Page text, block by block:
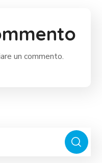
un commento.